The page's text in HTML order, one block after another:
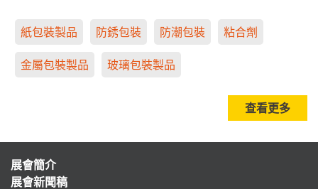
紙包裝製品 防銹包裝 防潮包裝 粘合劑
金屬包裝製品 玻璃包裝製品
查看更多
展會簡介
展會新聞稿